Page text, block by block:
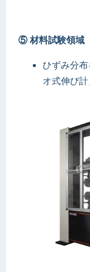
⑤ 材料試験領域
ひずみ分
オ式伸び計